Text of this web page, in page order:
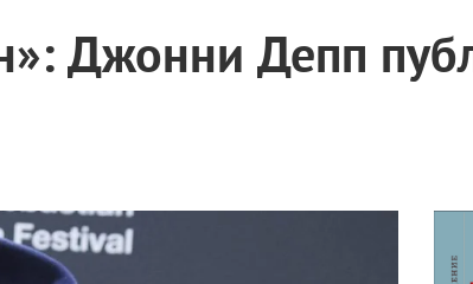
Джонни Депп